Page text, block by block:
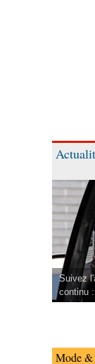
Suivez
continu
Mode &